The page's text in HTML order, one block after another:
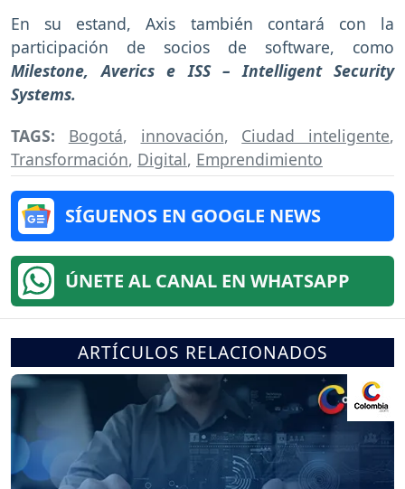
En su estand, Axis también contará con la
participación de socios de software, como
Milestone, Averics e ISS – Intelligent Security
Systems.
TAGS: Bogotá, innovación, Ciudad inteligente,
Transformación, Digital, Emprendimiento
SÍGUENOS EN GOOGLE NEWS
ÚNETE AL CANAL EN WHATSAPP
ARTÍCULOS RELACIONADOS